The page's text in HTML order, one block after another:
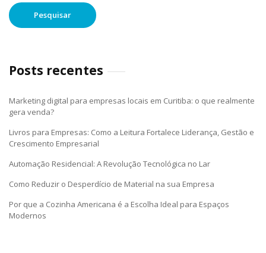
Posts recentes
Marketing digital para empresas locais em Curitiba: o que realmente
gera venda?
Livros para Empresas: Como a Leitura Fortalece Liderança, Gestão e
Crescimento Empresarial
Automação Residencial: A Revolução Tecnológica no Lar
Como Reduzir o Desperdício de Material na sua Empresa
Por que a Cozinha Americana é a Escolha Ideal para Espaços
Modernos